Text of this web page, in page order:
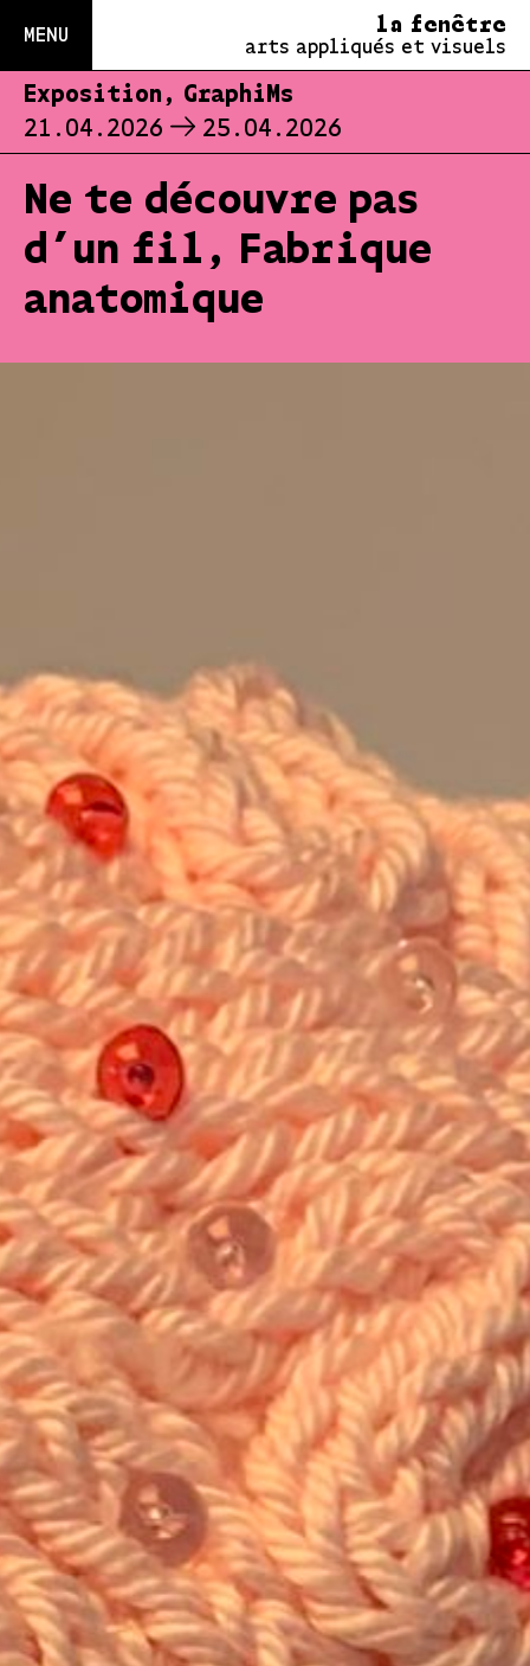
MENU la fenêtre
arts appliqués et visuels
Exposition, GraphiMs
21.04.2026
25.04.2026
Ne te découvre pas
d’un fil, Fabrique
anatomique